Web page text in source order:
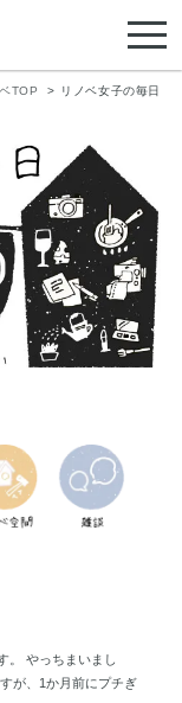
TOP リノベ女子の毎日
。 やっちまいまし
が、1か月前にプチぎ